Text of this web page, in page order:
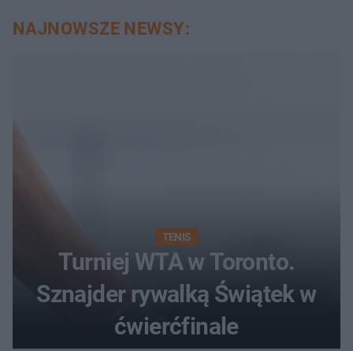
NAJNOWSZE NEWSY:
TENIS
Turniej WTA w Toronto.
Sznajder rywalką Świątek w
ćwierćfinale